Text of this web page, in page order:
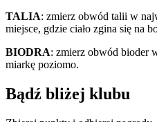
TALIA: zmierz obwód talii w
miejsce, gdzie ciało zgina się na
BIODRA: zmierz obwód bioder
miarkę poziomo.
Bądź bliżej klubu